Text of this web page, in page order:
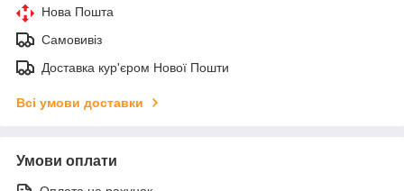
Нова Пошта
Самовивіз
Доставка кур'єром Нової Пошти
Всі умови доставки
Умови оплати